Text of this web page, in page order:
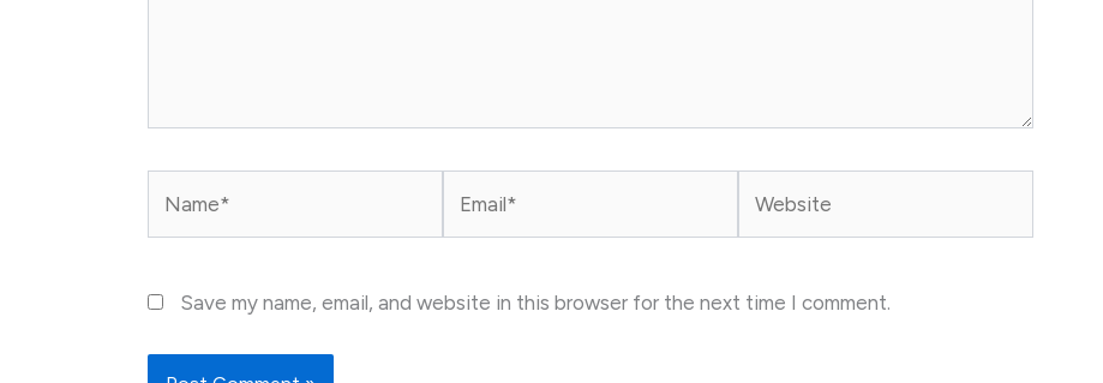
Save my name, email, and website in this browser for the next time I comment.